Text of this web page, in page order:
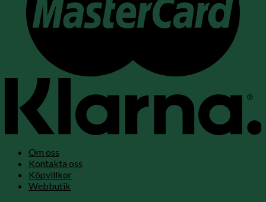
Om oss
Kontakta oss
Köpvillkor
Webbutik